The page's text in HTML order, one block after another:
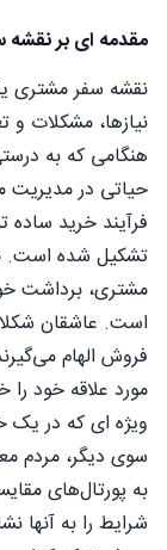
مقدمه ای بر
نقشه سفر مشتری
نیازها، مشکلات و
هنگامی که به
حیاتی در مدیریت
فرآیند خرید ساده
تشکیل شده است.
مشتری، برداشت
است. عاشقان
فروش الهام
مورد علاقه خود را
ویژه ای که در یک
سوی دیگر، مردم
به پورتال‌های
شرایط را به